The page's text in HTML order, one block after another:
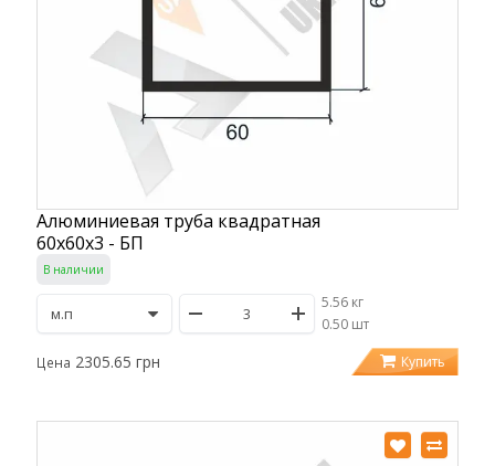
Алюминиевая труба квадратная
60х60х3 - БП
В наличии
5.56 кг
/0.50 шт
Цена 2305.65 грн Купить